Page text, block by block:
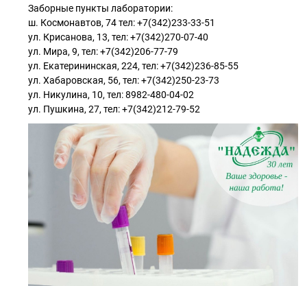
Заборные пункты лаборатории:
ш. Космонавтов, 74 тел: +7(342)233-33-51
ул. Крисанова, 13, тел: +7(342)270-07-40
ул. Мира, 9, тел: +7(342)206-77-79
ул. Екатерининская, 224, тел: +7(342)236-85-55
ул. Хабаровская, 56, тел: +7(342)250-23-73
ул. Никулина, 10, тел: 8982-480-04-02
ул. Пушкина, 27, тел: +7(342)212-79-52